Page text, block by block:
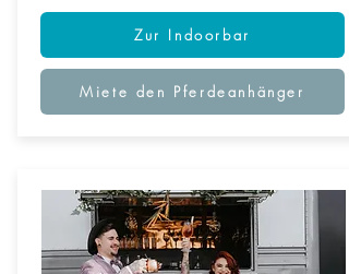
Zur Indoorbar
Miete den Pferdeanhänger